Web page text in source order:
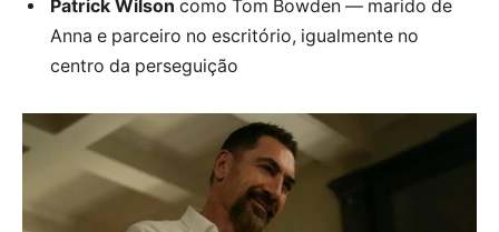
Patrick Wilson como Tom Bowden — marido de
Anna e parceiro no escritório, igualmente no
centro da perseguição